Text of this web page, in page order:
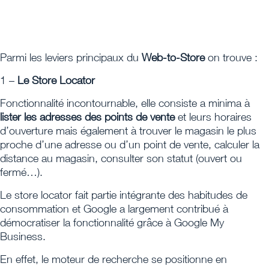
Parmi les leviers principaux du Web-to-Storeon trouve :
1 – Le Store Locator
Fonctionnalité incontournable, elle consiste a minima à
lister les adresses des points de venteet leurs horaires
d’ouverture mais également à trouver le magasin le plus
proche d’une adresse ou d’un point de vente, calculer la
distance au magasin, consulter son statut (ouvert ou
fermé…).
Le store locator fait partie intégrante des habitudes de
consommation et Google a largement contribué à
démocratiser la fonctionnalité grâce à Google My
Business.
En effet, le moteur de recherche se positionne en